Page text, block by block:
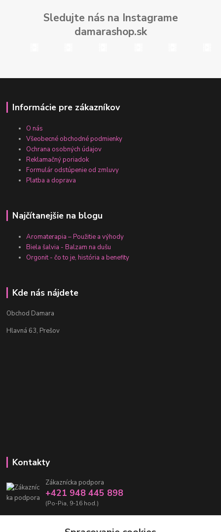
Sledujte nás na Instagrame
damarashop.sk
Informácie pre zákazníkov
O nás
Všeobecné obchodné podmienky
Ochrana osobných údajov
Reklamačný poriadok
Formulár odstúpenie od zmluvy
Platba a doprava
Najčítanejšie na blogu
Aromaterapia – Použitie a výhody
Biela šalvia - Balzam na dušu
Orgonit - čo to je, história a benefity
Kde nás nájdete
Obchod Damara
Hlavná 63, Prešov
Kontakty
Zákaznícka podpora
+421 948 445 898
(Po-Pia, 9-16 hod.)